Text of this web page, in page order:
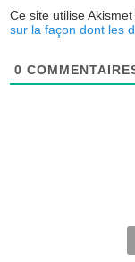
Ce site utilise
sur la façon dont les
0